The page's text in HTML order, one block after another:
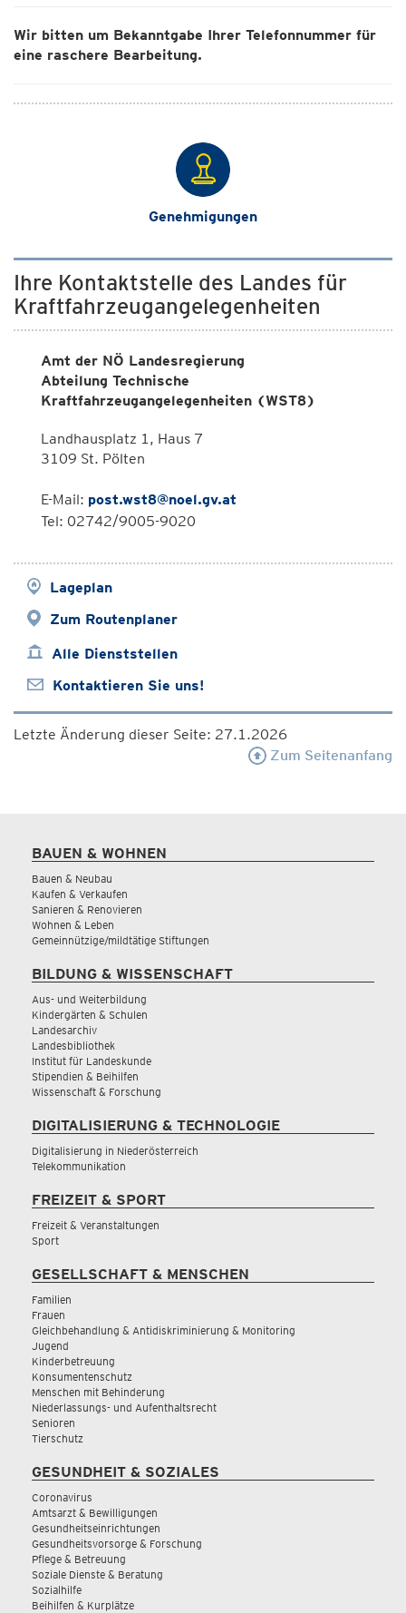
Wir bitten um Bekanntgabe Ihrer Telefonnummer für
eine raschere Bearbeitung.
Genehmigungen
Ihre Kontaktstelle des Landes für
Kraftfahrzeugangelegenheiten
Amt der NÖ Landesregierung
Abteilung Technische
Kraftfahrzeugangelegenheiten (WST8)
Landhausplatz 1, Haus 7
3109 St. Pölten
E-Mail: post.wst8@noel.gv.at
Tel: 02742/9005-9020
Lageplan
Zum Routenplaner
Alle Dienststellen
Kontaktieren Sie uns!
Letzte Änderung dieser Seite: 27.1.2026
Zum Seitenanfang
BAUEN & WOHNEN
Bauen & Neubau
Kaufen & Verkaufen
Sanieren & Renovieren
Wohnen & Leben
Gemeinnützige/mildtätige Stiftungen
BILDUNG & WISSENSCHAFT
Aus- und Weiterbildung
Kindergärten & Schulen
Landesarchiv
Landesbibliothek
Institut für Landeskunde
Stipendien & Beihilfen
Wissenschaft & Forschung
DIGITALISIERUNG & TECHNOLOGIE
Digitalisierung in Niederösterreich
Telekommunikation
FREIZEIT & SPORT
Freizeit & Veranstaltungen
Sport
GESELLSCHAFT & MENSCHEN
Familien
Frauen
Gleichbehandlung & Antidiskriminierung & Monitoring
Jugend
Kinderbetreuung
Konsumentenschutz
Menschen mit Behinderung
Niederlassungs- und Aufenthaltsrecht
Senioren
Tierschutz
GESUNDHEIT & SOZIALES
Coronavirus
Amtsarzt & Bewilligungen
Gesundheitseinrichtungen
Gesundheitsvorsorge & Forschung
Pflege & Betreuung
Soziale Dienste & Beratung
Sozialhilfe
Beihilfen & Kurplätze